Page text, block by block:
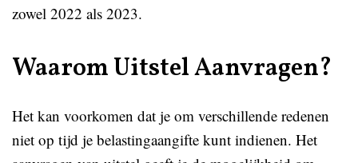
zowel 2022 als 2023.
Waarom Uitstel Aanvragen?
Het kan voorkomen dat je om verschillende redenen
niet op tijd je belastingaangifte kunt indienen. Het